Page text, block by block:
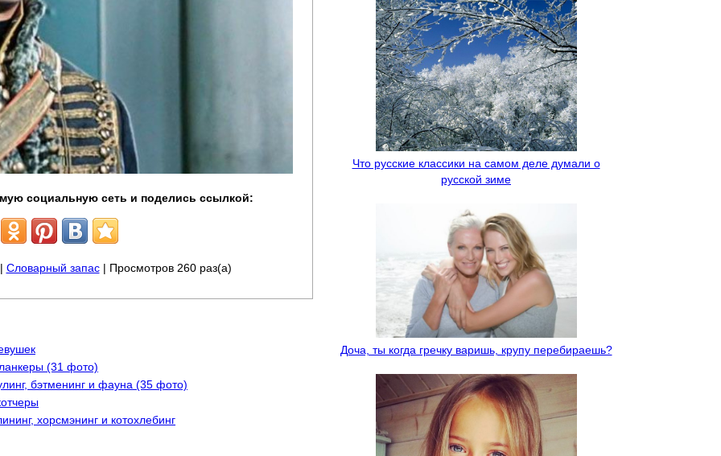
социальную сеть и поделись ссылкой:
Словарный запас| Просмотров 260 раз(а)
(31 фото)
бэтменинг и фауна (35 фото)
хорсмэнинг и котохлебинг
Что русские классики на самом деле думали о
русской зиме
Доча, ты когда гречку варишь, крупу перебираешь?